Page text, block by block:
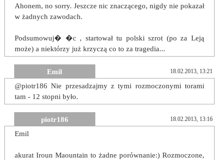
Ahonem, no sorry. Jeszcze nic znaczącego, nigdy nie pokazał
w żadnych zawodach.
Podsumowuj� �c , startował tu polski szrot (po za Leją
może) a niektórzy już krzyczą co to za tragedia...
Emil 18.02.2013, 13:21
@piotr186 Nie przesadzajmy z tymi rozmoczonymi torami
tam - 12 stopni było.
piotr186 18.02.2013, 13:16
Emil
akurat Iroun Maountain to żadne porównanie:) Rozmoczone,